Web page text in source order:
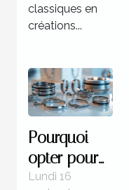
classiques en
créations...
Pourquoi
opter pour
des bijoux
Lundi 16